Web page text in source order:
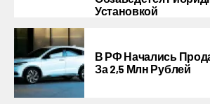
Установкой
В РФ Начались
За 2,5 Млн Рублей